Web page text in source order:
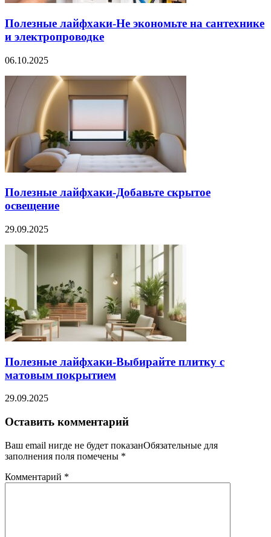
Полезные лайфхаки-Не экономьте на сантехнике
и электропроводке
06.10.2025
Полезные лайфхаки-Добавьте скрытое
освещение
29.09.2025
Полезные лайфхаки-Выбирайте плитку с
матовым покрытием
29.09.2025
Оставить комментарий
Ваш email нигде не будет показанОбязательные для
заполнения поля помечены *
Комментарий *